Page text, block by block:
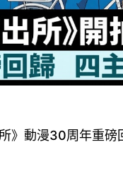
》動漫30周年重